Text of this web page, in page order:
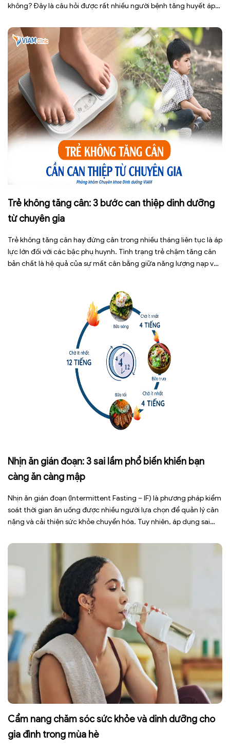
không? Đây là câu hỏi được rất nhiều người bệnh tăng huyết áp
[…]
Trẻ không tăng cân: 3 bước can thiệp dinh dưỡng
từ chuyên gia
Trẻ không tăng cân hay đứng cân trong nhiều tháng liên tục là áp
lực lớn đối với các bậc phụ huynh. Tình trạng trẻ chậm tăng cân
bản chất là hệ quả của sự mất cân bằng giữa năng lượng nạp vào
Nhịn ăn gián đoạn: 3 sai lầm phổ biến khiến bạn
càng ăn càng mập
Nhịn ăn gián đoạn (Intermittent Fasting – IF) là phương pháp kiểm
soát thời gian ăn uống được nhiều người lựa chọn để quản lý cân
nặng và cải thiện sức khỏe chuyển hóa. Tuy nhiên, áp dụng sai
sức, mất cơ […]
Cẩm nang chăm sóc sức khỏe và dinh dưỡng cho
gia đình trong mùa hè